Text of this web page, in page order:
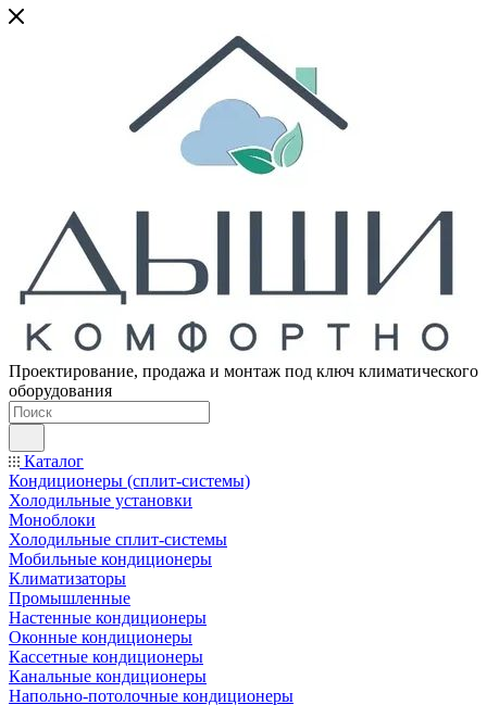
Проектирование, продажа и монтаж под ключ климатического
оборудования
Каталог
Кондиционеры (сплит-системы)
Холодильные установки
Моноблоки
Холодильные сплит-системы
Мобильные кондиционеры
Климатизаторы
Промышленные
Настенные кондиционеры
Оконные кондиционеры
Кассетные кондиционеры
Канальные кондиционеры
Напольно-потолочные кондиционеры